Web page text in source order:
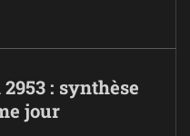
: synthèse
jour